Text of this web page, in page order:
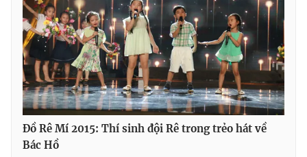
Thị trường 24h Tấm lòng Việt
VTV4 Vươn mình bằng AI
VTV9 VTV8
Liên hệ tòa soạn
Đồ Rê Mí 2015: Thí sinh đội Rê trong trẻo hát về
Bác Hồ